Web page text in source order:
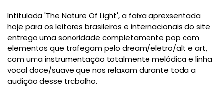
Intitulada 'The Nature Of Light', a faixa aprexsentada
hoje para os leitores brasileiros e internacionais do site
entrega uma sonoridade completamente pop com
elementos que trafegam pelo dream/eletro/alt e art,
com uma instrumentação totalmente melódica e linha
vocal doce/suave que nos relaxam durante toda a
audição desse trabalho.